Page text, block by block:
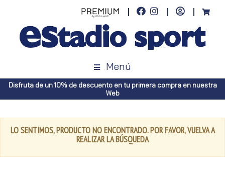
Menú
Disfruta de un 10% de descuento en tu primera compra en nuestra
Web
LO SENTIMOS, PRODUCTO NO ENCONTRADO. POR FAVOR, VUELVA A
REALIZAR LA BÚSQUEDA